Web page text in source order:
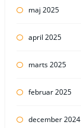
maj 2025
april 2025
marts 2025
februar 2025
december 2024